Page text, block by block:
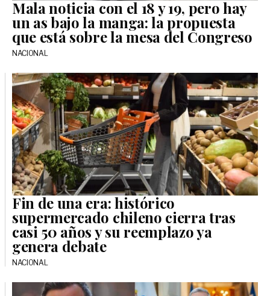
Mala noticia con el 18 y 19, pero hay
un as bajo la manga: la propuesta
que está sobre la mesa del Congreso
NACIONAL
Fin de una era: histórico
supermercado chileno cierra tras
casi 50 años y su reemplazo ya
genera debate
NACIONAL